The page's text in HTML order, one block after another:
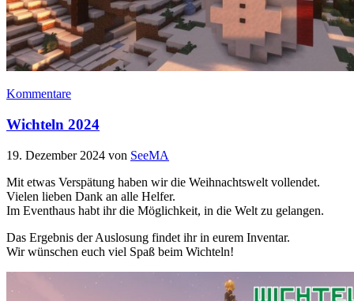
Kommentare
Wichteln 2024
19. Dezember 2024 von SeeMA
Mit etwas Verspätung haben wir die Weihnachtswelt vollendet.
Vielen lieben Dank an alle Helfer.
Im Eventhaus habt ihr die Möglichkeit, in die Welt zu gelangen.
Das Ergebnis der Auslosung findet ihr in eurem Inventar.
Wir wünschen euch viel Spaß beim Wichteln!